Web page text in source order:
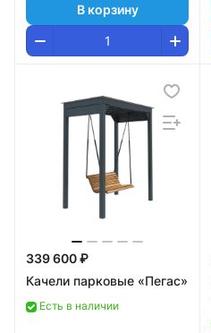
В корзину
339 600 ₽
Качели парковые «Пегас»
Есть в наличии